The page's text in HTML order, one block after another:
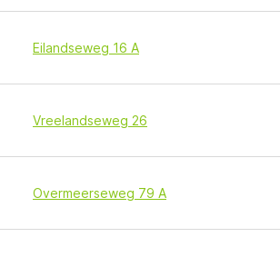
Eilandseweg 16 A
Vreelandseweg 26
Overmeerseweg 79 A